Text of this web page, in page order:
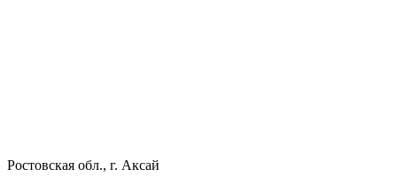
Ростовская обл., г. Аксай